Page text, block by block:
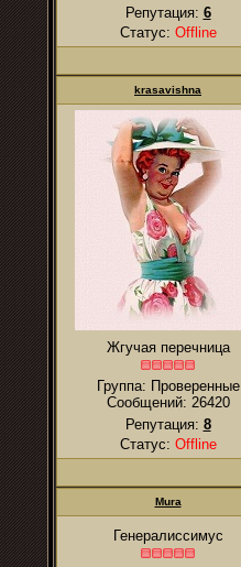
Репутация: 6
Статус: Offline
krasavishna
Жгучая перечница
Группа: Проверенные
Сообщений: 26420
Репутация: 8
Статус: Offline
Mura
Генералиссимус